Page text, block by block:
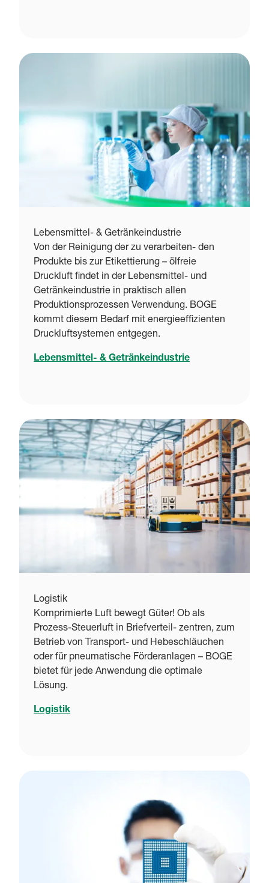
Lebensmittel- & Getränkeindustrie
Von der Reinigung der zu verarbeiten- den
Produkte bis zur Etikettierung – ölfreie
Druckluft findet in der Lebensmittel- und
Getränkeindustrie in praktisch allen
Produktionsprozessen Verwendung. BOGE
kommt diesem Bedarf mit energieeffizienten
Druckluftsystemen entgegen.
Lebensmittel- & Getränkeindustrie
Logistik
Komprimierte Luft bewegt Güter! Ob als
Prozess-Steuerluft in Briefverteil- zentren, zum
Betrieb von Transport- und Hebeschläuchen
oder für pneumatische Förderanlagen – BOGE
bietet für jede Anwendung die optimale
Lösung.
Logistik